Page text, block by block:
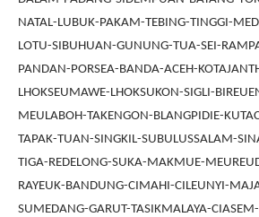
NATAL-LUBUK-PAKAM-TEBING-TINGGI-
LOTU-SIBUHUAN-GUNUNG-TUA-SEI-
PANDAN-PORSEA-BANDA-ACEH-
LHOKSEUMAWE-LHOKSUKON-SIGLI-
MEULABOH-TAKENGON-BLANGPIDIE-
TAPAK-TUAN-SINGKIL-SUBULUSSALAM-
TIGA-REDELONG-SUKA-MAKMUE-
RAYEUK-BANDUNG-CIMAHI-CILEUNYI-
SUMEDANG-GARUT-TASIKMALAYA-